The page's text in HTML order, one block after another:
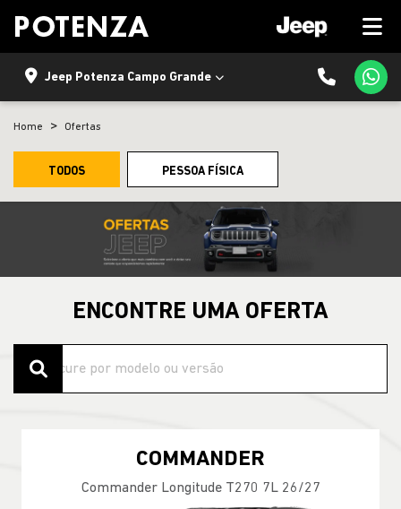
Jeep Potenza Campo Grande
Home Ofertas
TODOS PESSOA FÍSICA
ENCONTRE UMA OFERTA
COMMANDER
Commander Longitude T270 7L 26/27